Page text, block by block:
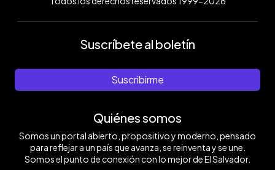
Suscríbete al boletín
Suscribirme
Quiénes somos
Somos un portal abierto, propositivo y moderno, pensado
para reflejar a un país que avanza, se reinventa y se une.
Somos el punto de conexión con lo mejor de El Salvador.